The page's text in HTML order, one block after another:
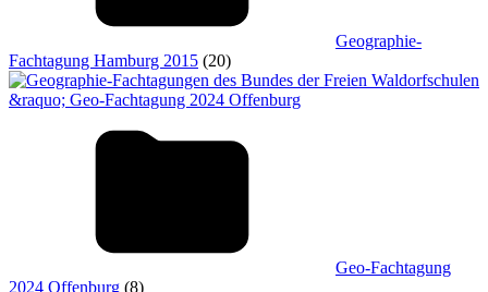
Geographie-
Fachtagung Hamburg 2015 (20)
Geo-Fachtagung
2024 Offenburg (8)